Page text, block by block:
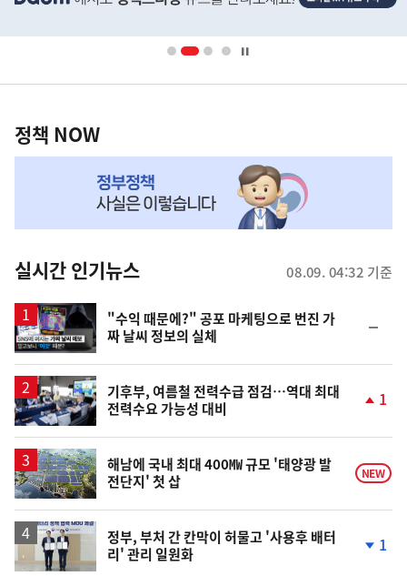
영
책
NOW,
뉴
스
정책 NOW
실시간 인기뉴스 08.09. 04:32 기준
영
상
"수익 때문에?" 공포 마케팅으로 번진 가
짜 날씨 정보의 실체
일
기후부, 여름철 전력수급 점검…역대 최대
전력수요 가능성 대비
상
승
1
해남에 국내 최대 400㎿ 규모 '태양광 발
전단지' 첫 삽
NEW
정부, 부처 간 칸막이 허물고 '사용후 배터
리' 관리 일원화
1